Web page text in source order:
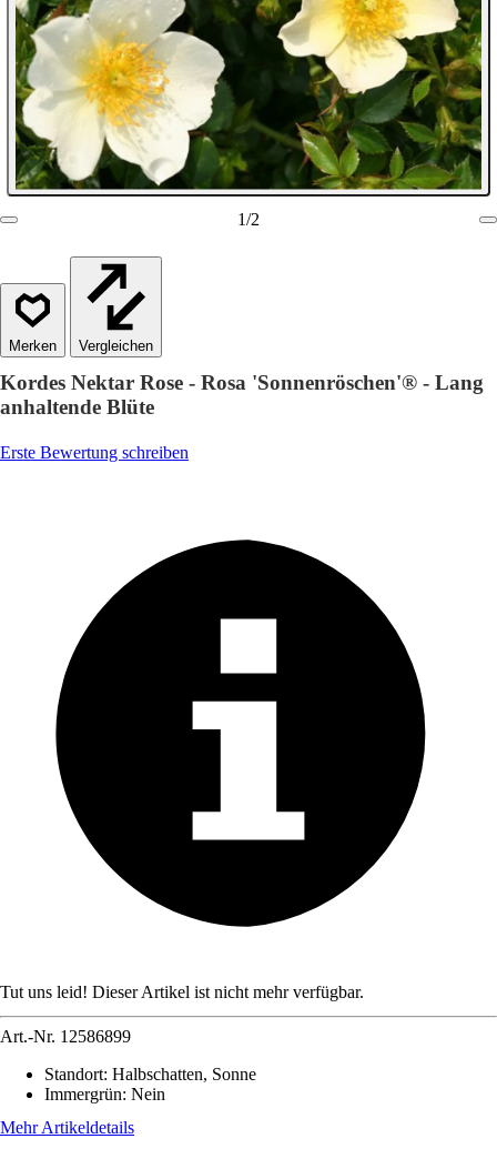
1/2
Vergleichen
Kordes Nektar Rose - Rosa 'Sonnenröschen'® - Lang
anhaltende Blüte
Erste Bewertung schreiben
Tut uns leid! Dieser Artikel ist nicht mehr verfügbar.
Art.-Nr. 12586899
Standort: Halbschatten, Sonne
Immergrün: Nein
Mehr Artikeldetails